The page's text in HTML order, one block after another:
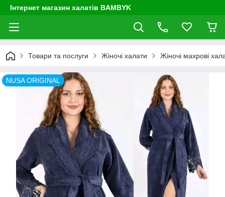
Інтернет магазин халатів BAMBYK
Товари та послуги Жіночі халати Жіночі махрові
NUSA ORIGINAL